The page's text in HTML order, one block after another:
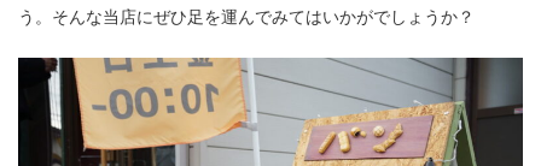
う。そんな当店にぜひ足を運んでみてはいかがでしょうか？